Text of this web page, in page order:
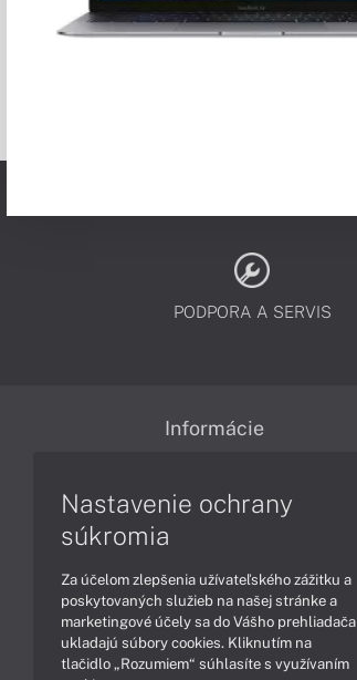
PODPORA A SERVIS
Informácie
Reklamačné podmienky
Ochrana osobných údajov
Vrátenie tovaru
Vyhlásenie o prístupnosti
Cookies
Nastavenie ochrany
súkromia
Za účelom zlepšenia užívateľského zážitku a
poskytovaných služieb na našej stránke a
marketingové účely sa do Vášho prehliadača
ukladajú súbory cookies. Kliknutím na
tlačidlo „Rozumiem“ súhlasíte s využívaním